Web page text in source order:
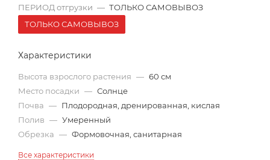
ПЕРИОД отгрузки — ТОЛЬКО САМОВЫВОЗ
ТОЛЬКО САМОВЫВОЗ
Характеристики
Высота взрослого растения — 60 см
Место посадки — Солнце
Почва — Плодородная, дренированная, кислая
Полив — Умеренный
Обрезка — Формовочная, санитарная
Все характеристики